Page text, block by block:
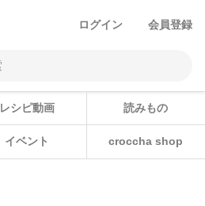
ログイン 会員登録
レシピ動画 読みもの
イベント croccha shop